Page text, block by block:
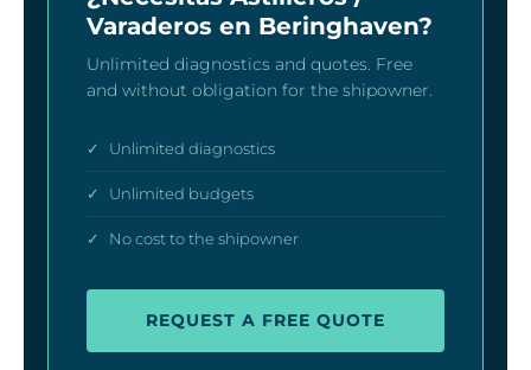
Varaderos en Beringhaven?
Unlimited diagnostics and quotes. Free
and without obligation for the shipowner.
✓ Unlimited diagnostics
✓ Unlimited budgets
✓ No cost to the shipowner
REQUEST A FREE QUOTE